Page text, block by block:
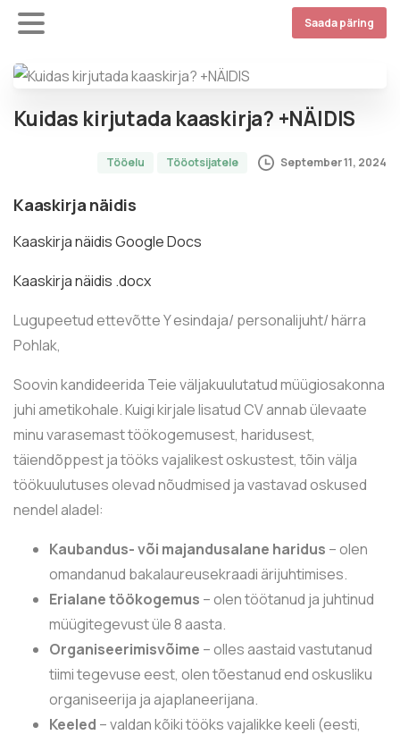
Saada päring
Kuidas kirjutada kaaskirja? +NÄIDIS
Tööelu Tööotsijatele September 11, 2024
Kaaskirja näidis
Kaaskirja näidis Google Docs
Kaaskirja näidis .docx
Lugupeetud ettevõtte Y esindaja/ personalijuht/ härra
Pohlak,
Soovin kandideerida Teie väljakuulutatud müügiosakonna
juhi ametikohale. Kuigi kirjale lisatud CV annab ülevaate
minu varasemast töökogemusest, haridusest,
täiendõppest ja tööks vajalikest oskustest, tõin välja
töökuulutuses olevad nõudmised ja vastavad oskused
nendel aladel:
Kaubandus- või majandusalane haridus – olen
omandanud bakalaureusekraadi ärijuhtimises.
Erialane töökogemus – olen töötanud ja juhtinud
müügitegevust üle 8 aasta.
Organiseerimisvõime – olles aastaid vastutanud
tiimi tegevuse eest, olen tõestanud end oskusliku
organiseerija ja ajaplaneerijana.
Keeled – valdan kõiki tööks vajalikke keeli (eesti,